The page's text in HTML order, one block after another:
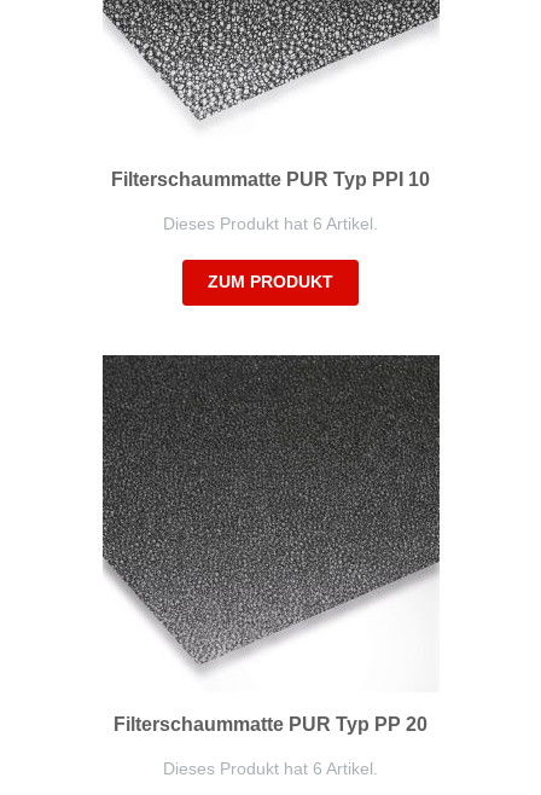
Filterschaummatte PUR Typ PPI 10
Dieses Produkt hat 6 Artikel.
ZUM PRODUKT
Filterschaummatte PUR Typ PP 20
Dieses Produkt hat 6 Artikel.